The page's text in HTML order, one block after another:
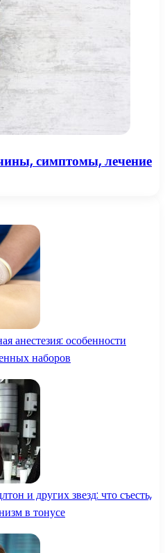
симптомы, лечение
анестезия: особенности
наборов
и других звезд: что съесть,
в тонусе